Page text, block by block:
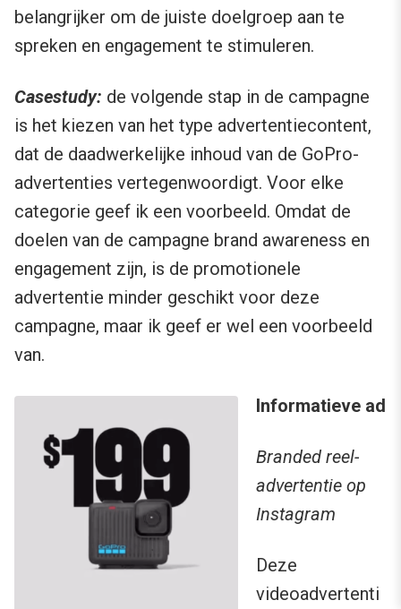
belangrijker om de juiste doelgroep aan te
spreken en engagement te stimuleren.
Casestudy: de volgende stap in de campagne
is het kiezen van het type advertentiecontent,
dat de daadwerkelijke inhoud van de GoPro-
advertenties vertegenwoordigt. Voor elke
categorie geef ik een voorbeeld. Omdat de
doelen van de campagne brand awareness en
engagement zijn, is de promotionele
advertentie minder geschikt voor deze
campagne, maar ik geef er wel een voorbeeld
van.
Informatieve ad
Branded reel-
advertentie op
Instagram
Deze
videoadvertenti